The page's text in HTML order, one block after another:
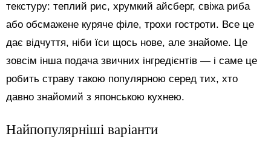
текстуру: теплий рис, хрумкий айсберг, свіжа риба
або обсмажене куряче філе, трохи гостроти. Все це
дає відчуття, ніби їси щось нове, але знайоме. Це
зовсім інша подача звичних інгредієнтів — і саме це
робить страву такою популярною серед тих, хто
давно знайомий з японською кухнею.
Найпопулярніші варіанти